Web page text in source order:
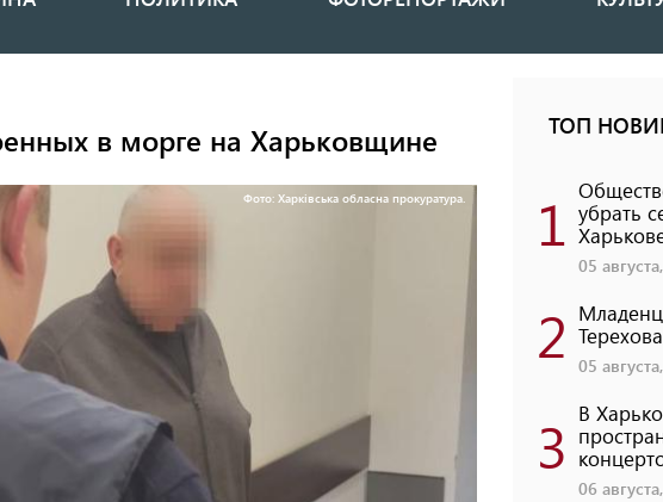
в морге на Харьковщине
Фото: Харківська обласна прокуратура.
ТОП
1 убрать
05
2 05
3 В
06